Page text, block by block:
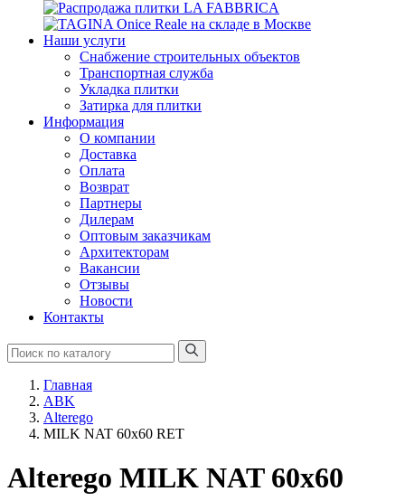
Наши услуги
Снабжение строительных объектов
Транспортная служба
Укладка плитки
Затирка для плитки
Информация
О компании
Доставка
Оплата
Возврат
Партнеры
Дилерам
Оптовым заказчикам
Архитекторам
Вакансии
Отзывы
Новости
Контакты
Главная
ABK
Alterego
MILK NAT 60x60 RET
Alterego MILK NAT 60x60